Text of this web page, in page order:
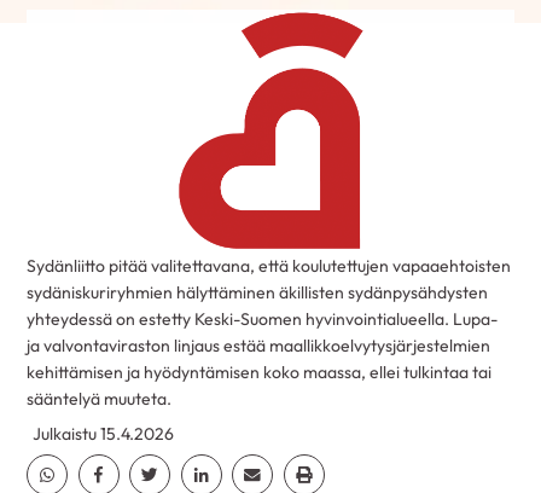
Julkaistu 15.4.2026
Jaa Whatsapp
Jaa Facebook
Jaa TwitterJaa Linkedin
Jaa EmailJaa Print
Sydänliitto pitää valitettavana, että koulutettujen vapaaehtoisten
sydäniskuriryhmien hälyttäminen äkillisten sydänpysähdysten
yhteydessä on estetty Keski-Suomen hyvinvointialueella. Lupa-
ja valvontaviraston linjaus estää maallikkoelvytysjärjestelmien
kehittämisen ja hyödyntämisen koko maassa, ellei tulkintaa tai
sääntelyä muuteta.